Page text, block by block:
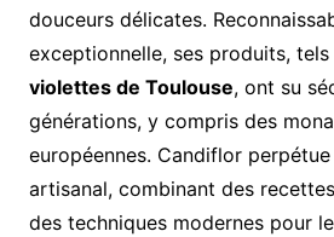
douceurs délicates.
exceptionnelle, ses produits,
violettes de Toulouse, ont su
générations, y compris des
européennes. Candiflor
artisanal, combinant des
des techniques modernes pour